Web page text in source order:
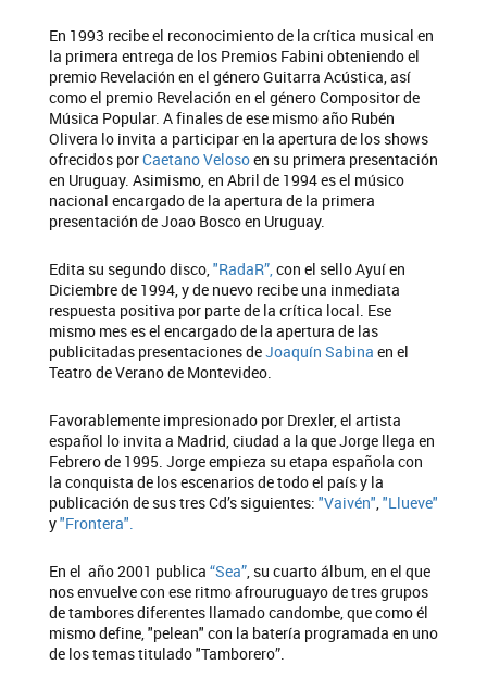
En 1993 recibe el reconocimiento de la crítica musical en
la primera entrega de los Premios Fabini obteniendo el
premio Revelación en el género Guitarra Acústica, así
como el premio Revelación en el género Compositor de
Música Popular. A finales de ese mismo año Rubén
Olivera lo invita a participar en la apertura de los shows
ofrecidos porCaetano Velosoen su primera presentación
en Uruguay. Asimismo, en Abril de 1994 es el músico
nacional encargado de la apertura de la primera
presentación de Joao Bosco en Uruguay.
Edita su segundo disco,"RadaR”,con el sello Ayuí en
Diciembre de 1994, y de nuevo recibe una inmediata
respuesta positiva por parte de la crítica local. Ese
mismo mes es el encargado de la apertura de las
publicitadas presentaciones deJoaquín Sabina en el
Teatro de Verano de Montevideo.
Favorablemente impresionado por Drexler, el artista
español lo invita a Madrid, ciudad a la que Jorge llega en
Febrero de 1995. Jorge empieza su etapa española con
la conquista de los escenarios de todo el país y la
publicación de sus tres Cd’s siguientes: "Vaivén","Llueve"
y"Frontera".
En el año 2001 publica “Sea”, su cuarto álbum, en el que
nos envuelve con ese ritmo afrouruguayo de tres grupos
de tambores diferentes llamado candombe, que como él
mismo define, "pelean" con la batería programada en uno
de los temas titulado "Tamborero”.